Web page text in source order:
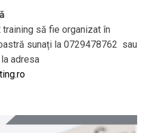
training să fie organizat în
sunați la 0729478762 sau
adresa